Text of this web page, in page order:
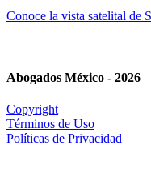
Conoce la vista satelital de
Abogados México - 2026
Copyright
Términos de Uso
Políticas de Privacidad